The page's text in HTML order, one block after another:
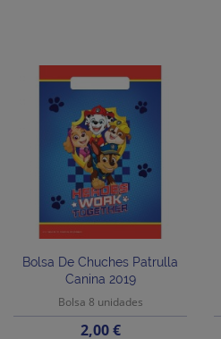
Bolsa De Chuches Patrulla
Canina 2019
Bolsa 8 unidades
Precio
2,00 €